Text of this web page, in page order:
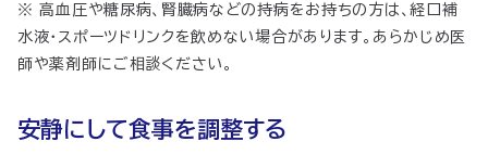
※ 高血圧や糖尿病、腎臓病などの持病をお持ちの方は、経口補
水液・スポーツドリンクを飲めない場合があります。あらかじめ医
師や薬剤師にご相談ください。
安静にして食事を調整する